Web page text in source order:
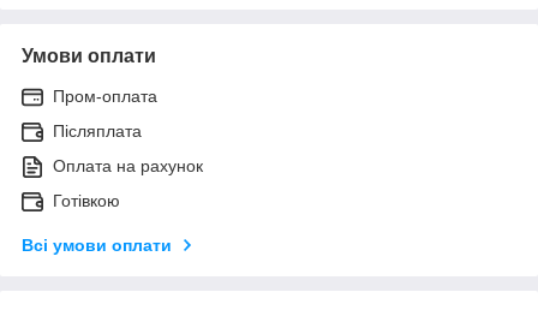
Умови оплати
Пром-оплата
Післяплата
Оплата на рахунок
Готівкою
Всі умови оплати